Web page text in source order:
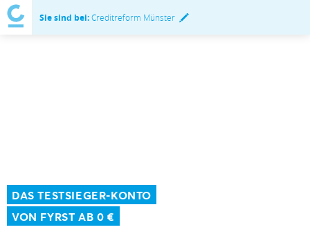
Sie sind bei:Creditreform Münster
DAS TESTSIEGER-KONTO
VON FYRST AB 0 €